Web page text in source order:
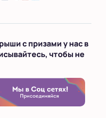
с призами у нас в
чтобы не